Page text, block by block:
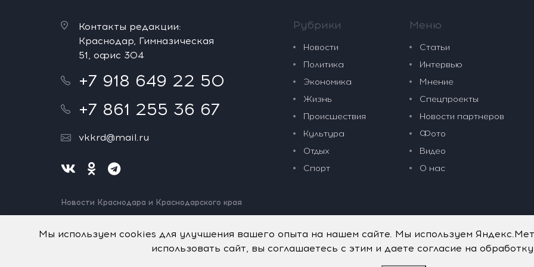
Контакты редакции:
Краснодар, Гимназическая
51, офис 304
+7 918 649 22 50
+7 861 255 36 67
vkkrd@mail.ru
Новости Краснодара и Краснодарского края
Нашли ошибку? Выделите и нажмите Ctrl+Enter.
Рубрики
Новости
Политика
Экономика
Жизнь
Происшествия
Культура
Отдых
Спорт
Меню
Статьи
Интервью
Мнение
Спецпроекты
Новости партнеров
Фото
Видео
О нас
Мы используем cookies для улучшения вашего опыта на нашем сайте. Мы используем
использовать сайт, вы соглашаетесь с этим и даете согласие на